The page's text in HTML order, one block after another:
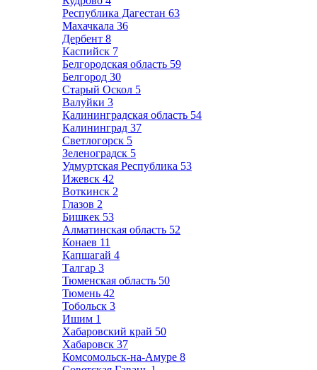
Республика Дагестан 63
Махачкала 36
Дербент 8
Каспийск 7
Белгородская область 59
Белгород 30
Старый Оскол 5
Валуйки 3
Калининградская область 54
Калининград 37
Светлогорск 5
Зеленоградск 5
Удмуртская Республика 53
Ижевск 42
Воткинск 2
Глазов 2
Бишкек 53
Алматинская область 52
Конаев 11
Капшагай 4
Талгар 3
Тюменская область 50
Тюмень 42
Тобольск 3
Ишим 1
Хабаровский край 50
Хабаровск 37
Комсомольск-на-Амуре 8